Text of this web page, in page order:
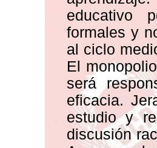
educativo
formales y
al ciclo
El
será
eficacia.
estudio y
discusión